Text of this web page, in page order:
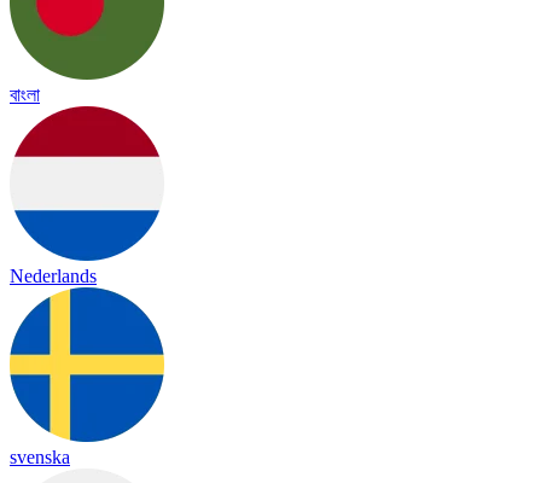
বাংলা
Nederlands
svenska